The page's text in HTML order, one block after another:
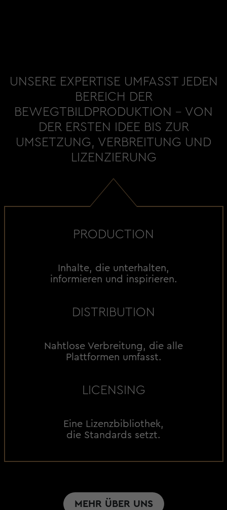
UNSERE EXPERTISE UMFASST JEDEN
BEREICH DER
BEWEGTBILDPRODUKTION - VON
DER ERSTEN IDEE BIS ZUR
UMSETZUNG, VERBREITUNG UND
LIZENZIERUNG
PRODUCTION
Inhalte, die unterhalten,
informieren und inspirieren.
DISTRIBUTION
Nahtlose Verbreitung, die alle
Plattformen umfasst.
LICENSING
Eine Lizenzbibliothek,
die Standards setzt.
MEHR ÜBER UNS